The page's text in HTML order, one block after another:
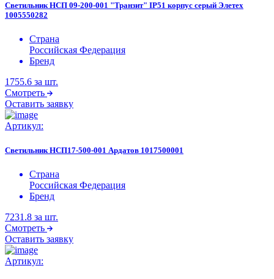
Светильник НСП 09-200-001 "Транзит" IP51 корпус серый Элетех
1005550282
Страна
Российская Федерация
Бренд
1755.6 за шт.
Смотреть
Оставить заявку
Артикул:
Светильник НСП17-500-001 Ардатов 1017500001
Страна
Российская Федерация
Бренд
7231.8 за шт.
Смотреть
Оставить заявку
Артикул: